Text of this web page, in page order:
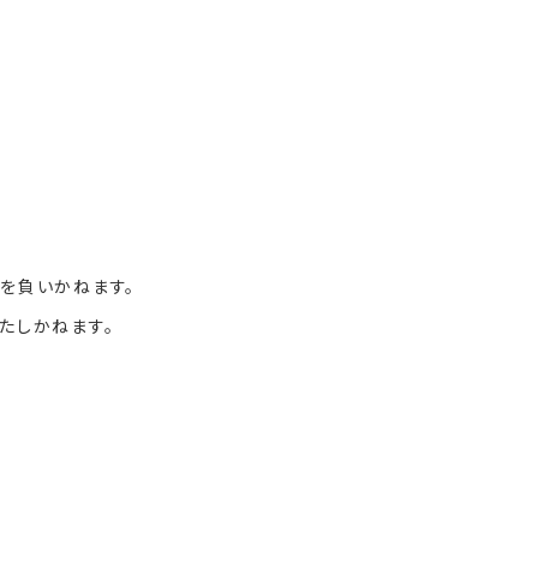
負いかねます。
かねます。